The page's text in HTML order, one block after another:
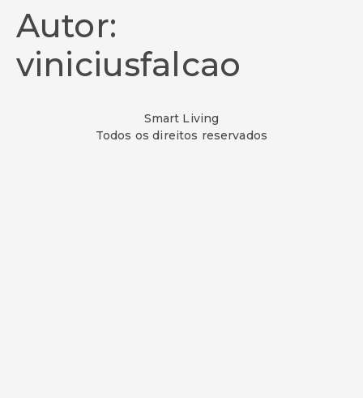
Autor:
viniciusfalcao
Smart Living
Todos os direitos reservados